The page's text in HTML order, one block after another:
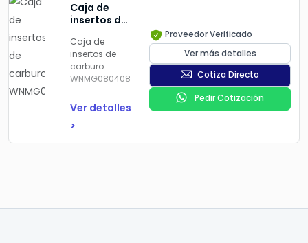
Caja de
insertos de
WNMG080408
Caja de
insertos de
carburo
WNMG080408
Ver detalles
>
Proveedor Verificado
Ver más detalles
Cotiza Directo
Pedir Cotización